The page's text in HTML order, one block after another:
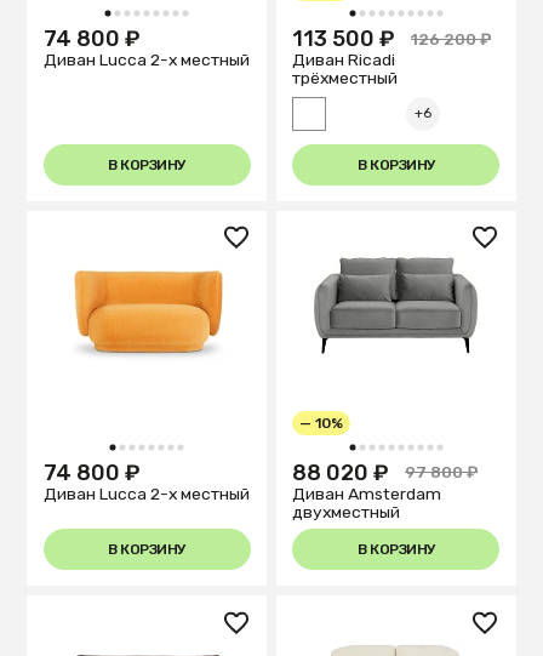
1 2 3 4 5 6 7 8 9
74 800 ₽
Диван Lucca 2-х местный
В КОРЗИНУ
1 2 3 4 5 6 7 8 9 10
113 500 ₽
126 200 ₽
Диван Ricadi
трёхместный
+6
В КОРЗИНУ
1 2 3 4 5 6 7 8
74 800 ₽
Диван Lucca 2-х местный
В КОРЗИНУ
1 2 3 4 5 6 7 8 9 10
— 10%
88 020 ₽
97 800 ₽
Диван Amsterdam
двухместный
В КОРЗИНУ